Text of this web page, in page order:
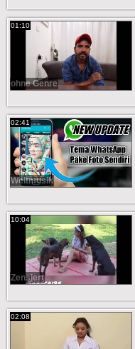
01:10
ohne Genre
02:41
Weltmusik
10:04
Zensiert
02:08